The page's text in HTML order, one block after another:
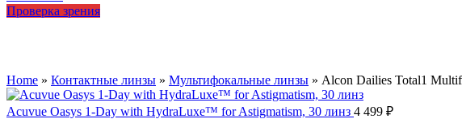
Проверка зрения
Home » Контактные линзы » Мультифокальные линзы » Alcon Dailies Total1
Acuvue Oasys 1-Day with HydraLuxe™ for Astigmatism, 30 линз 4 499 ₽